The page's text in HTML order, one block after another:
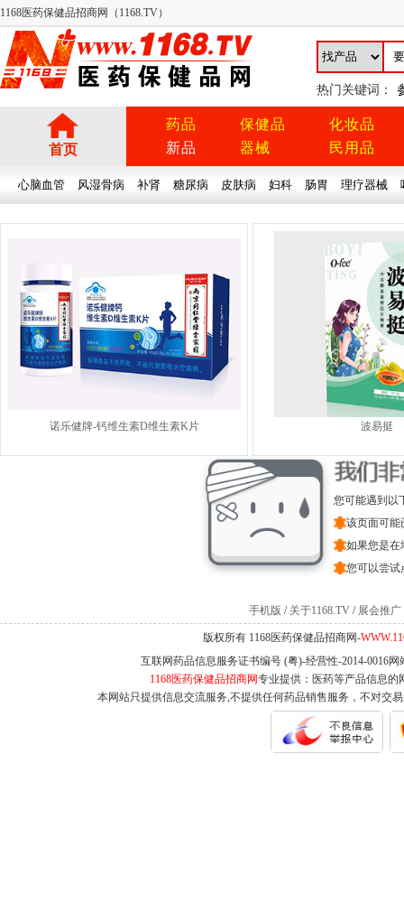
1168医药保健品招商网（1168.TV）
热门关键词：
首页
药品
新品
保健品
器械
化妆品
民用品
心脑血管 风湿骨病 补肾 糖尿病 皮肤病 妇科 肠胃 理疗器械
诺乐健牌-钙维生素D维生素K片 波易挺
您可能遇到以
该页面可能
如果您是在
您可以尝试
手机版 / 关于1168.TV / 展会推广
版权所有 1168医药保健品招商网-
互联网药品信息服务证书编号 (粤)-经营性-2014-0016
1168医药保健品招商网专业提供：医药等产品信息的
本网站只提供信息交流服务,不提供任何药品销售服务，不对交